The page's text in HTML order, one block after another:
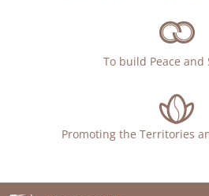
To build Peace and
Promoting the Territories